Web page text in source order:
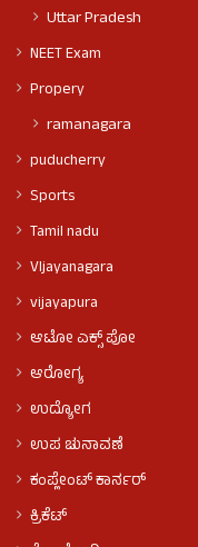
Uttar Pradesh
NEET Exam
Propery
ramanagara
puducherry
Sports
Tamil nadu
VIjayanagara
vijayapura
ಆಟೋ ಎಕ್ಸ್ ಪೋ
ಆರೋಗ್ಯ
ಉದ್ಯೋಗ
ಉಪ ಚುನಾವಣೆ
ಕಂಪ್ಲೇಂಟ್ ಕಾರ್ನರ್
ಕ್ರಿಕೆಟ್